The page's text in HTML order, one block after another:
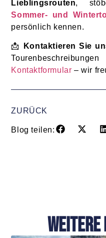
Lieblingsrouten,
Sommer- und
persönlich kennen.
📩 Kontaktieren Sie
Kontaktformular – wir
ZURÜCK
Blog teilen:
weitere